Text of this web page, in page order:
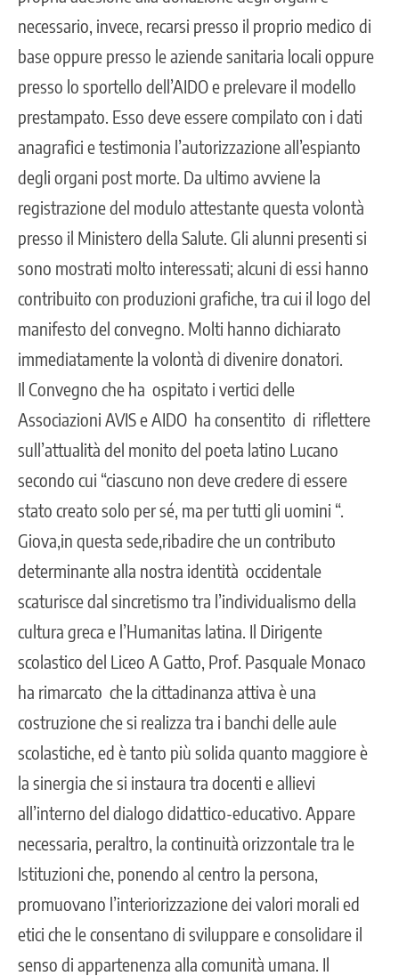
necessario, invece, recarsi presso il proprio medico di
base oppure presso le aziende sanitaria locali oppure
presso lo sportello dell’AIDO e prelevare il modello
prestampato. Esso deve essere compilato con i dati
anagrafici e testimonia l’autorizzazione all’espianto
degli organi post morte. Da ultimo avviene la
registrazione del modulo attestante questa volontà
presso il Ministero della Salute. Gli alunni presenti si
sono mostrati molto interessati; alcuni di essi hanno
contribuito con produzioni grafiche, tra cui il logo del
manifesto del convegno. Molti hanno dichiarato
immediatamente la volontà di divenire donatori.
Il Convegno che ha ospitato i vertici delle
Associazioni AVIS e AIDO ha consentito di riflettere
sull’attualità del monito del poeta latino Lucano
secondo cui “ciascuno non deve credere di essere
stato creato solo per sé, ma per tutti gli uomini “.
Giova,in questa sede,ribadire che un contributo
determinante alla nostra identità occidentale
scaturisce dal sincretismo tra l’individualismo della
cultura greca e l’Humanitas latina. Il Dirigente
scolastico del Liceo A Gatto, Prof. Pasquale Monaco
ha rimarcato che la cittadinanza attiva è una
costruzione che si realizza tra i banchi delle aule
scolastiche, ed è tanto più solida quanto maggiore è
la sinergia che si instaura tra docenti e allievi
all’interno del dialogo didattico-educativo. Appare
necessaria, peraltro, la continuità orizzontale tra le
Istituzioni che, ponendo al centro la persona,
promuovano l’interiorizzazione dei valori morali ed
etici che le consentano di sviluppare e consolidare il
senso di appartenenza alla comunità umana. Il